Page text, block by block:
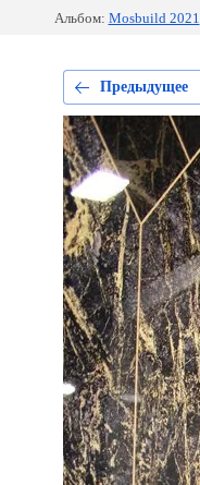
Альбом: Mosbuild 2021
Предыдущее